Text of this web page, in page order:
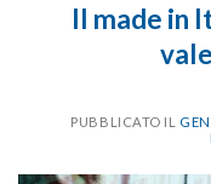
Il made in
PUBBLICATO IL